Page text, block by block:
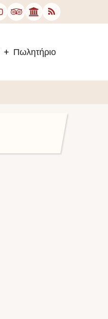
Πωλητήριο